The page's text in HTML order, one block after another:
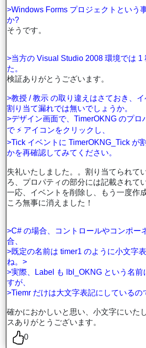
>Windows Forms プロジェクトという
か?
そうです。
>当方の Visual Studio 2008 環境では 1
た。
検証ありがとうございます。
>教授 / 教示 の取り違えはさておき、
割り当て漏れでは無いでしょうか。
>デザイン画面で、TimerOKNG のプロ
で ⚡ アイコンをクリックし、
>Tick イベントに TimerOKNG_Tick が
かを再確認してみてください。
失礼いたしました。。割り当てられて
ろ、プロパティの部分には記載されて
一応、イベントを削除し、もう一度作
ころ無事に消えました！
>C# の場合、コントロールやコンポー
合、
>既定の名前は timer1 のように小文字
ね。>
>実際、Label も lbl_OKNG という名前
すが、
>Tiemr だけは大文字表記にしているの
確かにおかしいと思い、小文字にいた
スありがとうございます。
0